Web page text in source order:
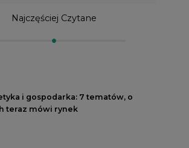
Najczęściej Czytane
i gospodarka: 7 tematów, o
teraz mówi rynek